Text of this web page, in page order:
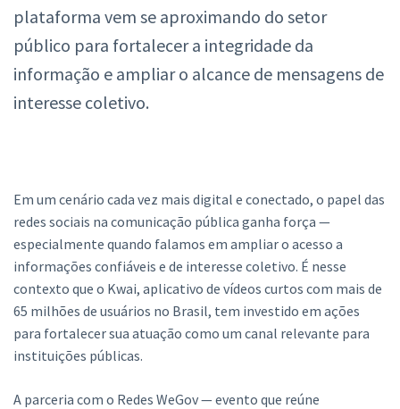
plataforma vem se aproximando do setor
público para fortalecer a integridade da
informação e ampliar o alcance de mensagens de
interesse coletivo.
Em um cenário cada vez mais digital e conectado, o papel das
redes sociais na comunicação pública ganha força —
especialmente quando falamos em ampliar o acesso a
informações confiáveis e de interesse coletivo. É nesse
contexto que o Kwai, aplicativo de vídeos curtos com mais de
65 milhões de usuários no Brasil, tem investido em ações
para fortalecer sua atuação como um canal relevante para
instituições públicas.
A parceria com o Redes WeGov — evento que reúne